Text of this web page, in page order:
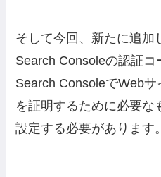
そして今回、新たに追加
Search Consoleの認証
Search ConsoleでWeb
を証明するために必要な
設定する必要があります。